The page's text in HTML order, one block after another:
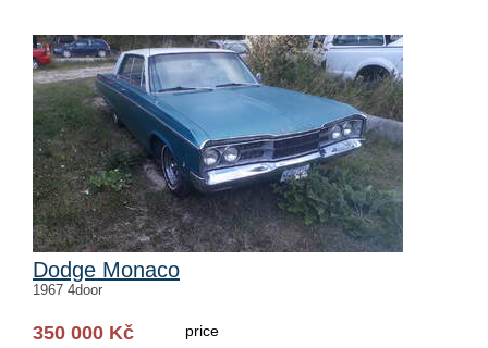
Dodge Monaco
1967 4door
350 000 Kč
price